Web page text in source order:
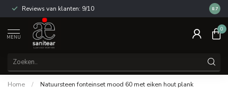
Reviews van klanten: 9/10 14
8.7
MENU
0
Home / Natuursteen fonteinset mood 60 met eiken hout plank